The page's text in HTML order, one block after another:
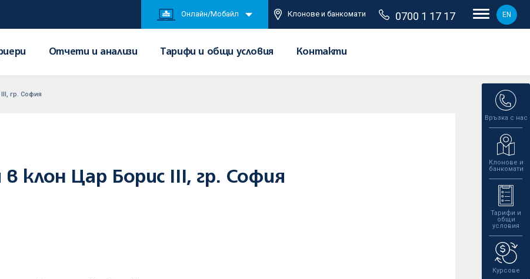
Онлайн/Мобайл Клонове и банкомати 0700 1 17 17 EN
Отчети и анализи Тарифи и общи условия Контакти
Връзка с нас
Клонове и
банкомати
Тарифи и
общи
условия
Курсове
гр. София
клон Цар Борис III, гр. София